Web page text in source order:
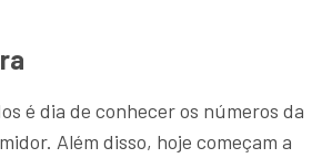
é dia de conhecer os números da
Além disso, hoje começam a